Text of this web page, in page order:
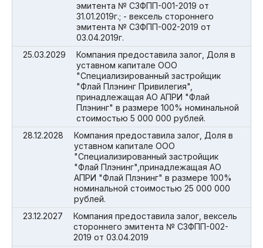
эмитента № СЗФПП-001-2019 от
31.01.2019г.; - вексель стороннего
эмитента № СЗФПП-002-2019 от
03.04.2019г.
25.03.2029
Компания предоставила залог, Доля в
уставном капитале ООО
"Специализированный застройщик
"Флай Плэнинг Привилегия",
принадлежащая АО АПРИ "Флай
Плэнинг" в размере 100% номинальной
стоимостью 5 000 000 рублей.
28.12.2028
Компания предоставила залог, Доля в
уставном капитале ООО
"Специализированный застройщик
"Флай Плэнинг",принадлежащая АО
АПРИ "Флай Плэнинг" в размере 100%
номинальной стоимостью 25 000 000
рублей.
23.12.2027
Компания предоставила залог, вексель
стороннего эмитента № СЗФПП-002-
2019 от 03.04.2019